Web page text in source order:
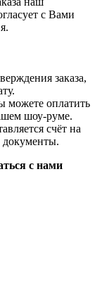
с Вами
заказа,
можете оплатить
шоу-руме.
счёт на
с нами